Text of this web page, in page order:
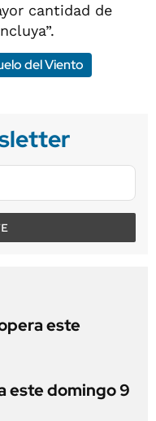
cantidad de
del Viento
este
este domingo 9